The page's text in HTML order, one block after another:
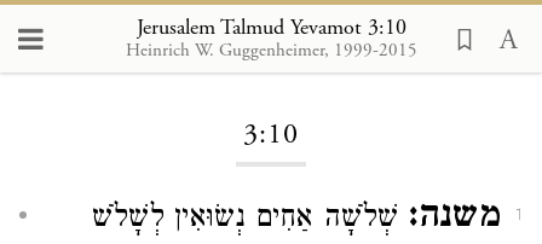
Jerusalem Talmud Yevamot 3:10
Heinrich W. Guggenheimer, 1999-2015
Loading...
3:10
1 משנה: שְׁלֹשָׁה אַחִים נְשׂוּאִין לְשָׁלֹשׁ